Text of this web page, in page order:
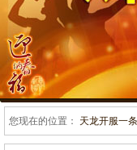
您现在的位置： 天龙开服一